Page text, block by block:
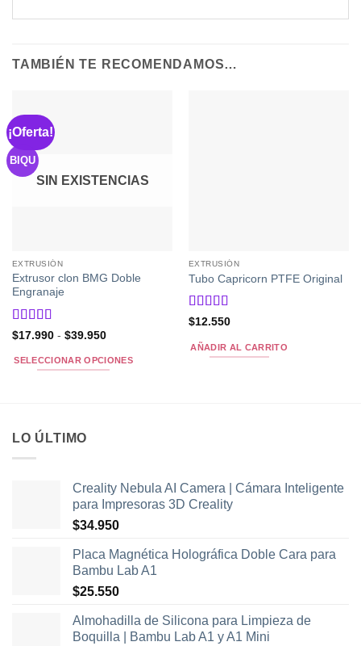
TAMBIÉN TE RECOMENDAMOS…
¡Oferta!
BIQU
SIN EXISTENCIAS
EXTRUSIÓN
Extrusor clon BMG Doble
Engranaje
Valorado
$17.990 - $39.950Rango
precios:
desde
SELECCIONAR OPCIONES
múltiples
EXTRUSIÓN
Tubo Capricorn PTFE Original
Valorado
$12.550
AÑADIR AL CARRITO
LO ÚLTIMO
Creality Nebula AI Camera | Cámara Inteligente
para Impresoras 3D Creality
$34.950
Placa Magnética Holográfica Doble Cara para
Bambu Lab A1
$25.550
Almohadilla de Silicona para Limpieza de
Boquilla | Bambu Lab A1 y A1 Mini